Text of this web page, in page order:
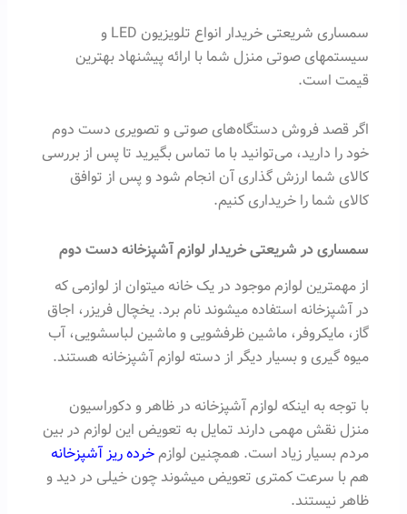
سمساری شریعتی خریدار انواع تلویزیون LED و
سیستمهای صوتی منزل شما با ارائه پیشنهاد بهترین
قیمت است.
اگر قصد فروش دستگاه‌های صوتی و تصویری دست دوم
خود را دارید، می‌توانید با ما تماس بگیرید تا پس از بررسی
کالای شما ارزش گذاری آن انجام شود و پس از توافق
کالای شما را خریداری کنیم.
سمساری در شریعتیخریدار لوازم آشپزخانه دست دوم
از مهمترین لوازم موجود در یک خانه میتوان از لوازمی که
در آشپزخانه استفاده میشوند نام برد. یخچال فریزر، اجاق
گاز، مایکروفر، ماشین ظرفشویی و ماشین لباسشویی، آب
میوه گیری و بسیار دیگر از دسته لوازم آشپزخانه هستند.
با توجه به اینکه لوازم آشپزخانه در ظاهر و دکوراسیون
منزل نقش مهمی دارند تمایل به تعویض این لوازم در بین
مردم بسیار زیاد است. همچنین لوازمخرده ریز آشپزخانه
هم با سرعت کمتری تعویض میشوند چون خیلی در دید و
ظاهر نیستند.